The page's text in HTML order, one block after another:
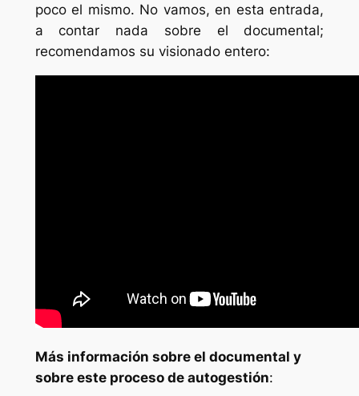
poco el mismo. No vamos, en esta entrada,
a contar nada sobre el documental;
recomendamos su visionado entero:
Más información sobre el documental y
sobre este proceso de autogestión: